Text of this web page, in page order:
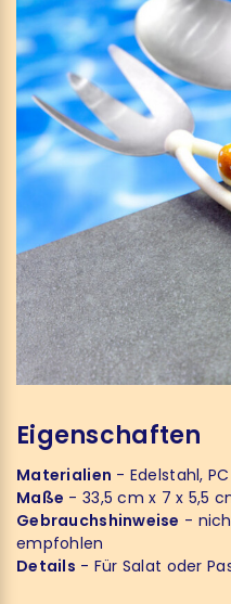
Eigenschaften
Materialien - Edelstahl, PC
Maße - 33,5 cm x 7 x 5,5
Gebrauchshinweise -
empfohlen
Details - Für Salat oder